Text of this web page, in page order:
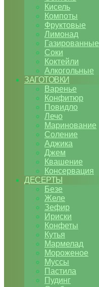
Кисель
Компоты
Фруктовые
Лимонад
Газированные
Соки
Коктейли
Алкогольные
ЗАГОТОВКИ
Варенье
Конфитюр
Повидло
Лечо
Маринование
Соление
Аджика
Джем
Квашение
Консервация
ДЕСЕРТЫ
Безе
Желе
Зефир
Ириски
Конфеты
Кутья
Мармелад
Мороженое
Муссы
Пастила
Пудинг